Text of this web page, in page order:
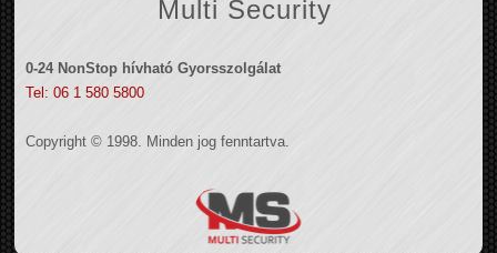
Multi Security
0-24 NonStop hívható Gyorsszolgálat
Tel: 06 1 580 5800
Copyright © 1998. Minden jog fenntartva.